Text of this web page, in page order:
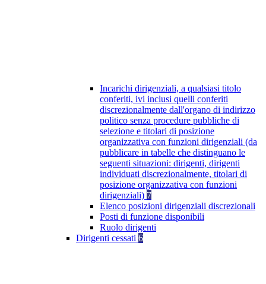
Incarichi dirigenziali, a qualsiasi titolo
conferiti, ivi inclusi quelli conferiti
discrezionalmente dall'organo di indirizzo
politico senza procedure pubbliche di
selezione e titolari di posizione
organizzativa con funzioni dirigenziali (da
pubblicare in tabelle che distinguano le
seguenti situazioni: dirigenti, dirigenti
individuati discrezionalmente, titolari di
posizione organizzativa con funzioni
dirigenziali) 7
Elenco posizioni dirigenziali discrezionali
Posti di funzione disponibili
Ruolo dirigenti
Dirigenti cessati 6